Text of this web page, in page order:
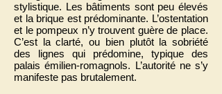
stylistique. Les bâtiments sont peu élevés
et la brique est prédominante. L’ostentation
et le pompeux n’y trouvent guère de place.
C’est la clarté, ou bien plutôt la sobriété
des lignes qui prédomine, typique des
palais émilien-romagnols. L’autorité ne s’y
manifeste pas brutalement.